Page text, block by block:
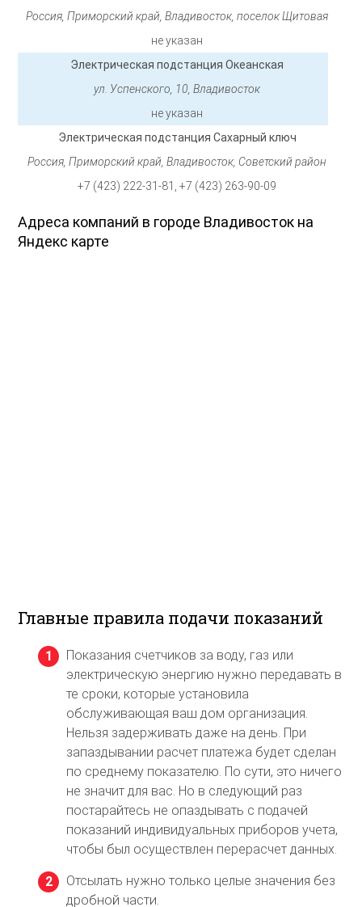
Россия, Приморский край, Владивосток, поселок Щитовая
не указан
Электрическая подстанция Океанская
ул. Успенского, 10, Владивосток
не указан
Электрическая подстанция Сахарный ключ
Россия, Приморский край, Владивосток, Советский район
+7 (423) 222-31-81, +7 (423) 263-90-09
Адреса компаний в городе Владивосток на
Яндекс карте
Главные правила подачи показаний
Показания счетчиков за воду, газ или
электрическую энергию нужно передавать в
те сроки, которые установила
обслуживающая ваш дом организация.
Нельзя задерживать даже на день. При
запаздывании расчет платежа будет сделан
по среднему показателю. По сути, это ничего
не значит для вас. Но в следующий раз
постарайтесь не опаздывать с подачей
показаний индивидуальных приборов учета,
чтобы был осуществлен перерасчет данных.
Отсылать нужно только целые значения без
дробной части.